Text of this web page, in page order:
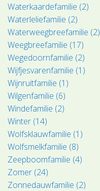
Waterkaardefamilie (2)
Waterleliefamilie (2)
Waterweegbreefamilie (2)
Weegbreefamilie (17)
Wegedoornfamilie (2)
Wijfjesvarenfamilie (1)
Wijnruitfamilie (1)
Wilgenfamilie (6)
Windefamilie (2)
Winter (14)
Wolfsklauwfamilie (1)
Wolfsmelkfamilie (8)
Zeepboomfamilie (4)
Zomer (24)
Zonnedauwfamilie (2)